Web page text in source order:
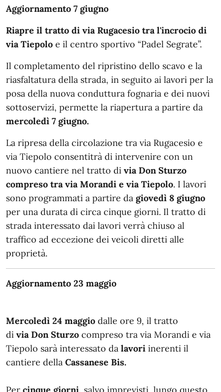
Aggiornamento 7 giugno
Riapre il tratto di via Rugacesio tra l'incrocio di
via Tiepolo e il centro sportivo “Padel Segrate”.
Il completamento del ripristino dello scavo e la
riasfaltatura della strada, in seguito ai lavori per la
posa della nuova conduttura fognaria e dei nuovi
sottoservizi, permette la riapertura a partire da
mercoledì 7 giugno.
La ripresa della circolazione tra via Rugacesio e
via Tiepolo consentitrà di intervenire con un
nuovo cantiere nel tratto di via Don Sturzo
compreso tra via Morandi e via Tiepolo. I lavori
sono programmati a partire da giovedì 8 giugno
per una durata di circa cinque giorni. Il tratto di
strada interessato dai lavori verrà chiuso al
traffico ad eccezione dei veicoli diretti alle
proprietà.
Aggiornamento 23 maggio
Mercoledì 24 maggio dalle ore 9, il tratto
di via Don Sturzo compreso tra via Morandi e via
Tiepolo sarà interessato da lavori inerenti il
cantiere della Cassanese Bis.